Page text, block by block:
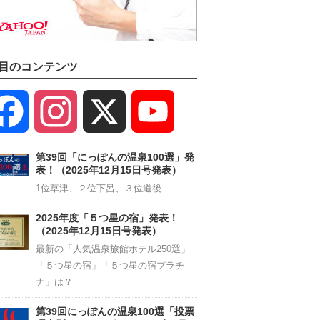
のコンテンツ
Facebook Instagram
Channel
第39回「にっぽんの温泉100選」発
表！（2025年12月15日号発表）
1位草津、２位下呂、３位道後
2025年度「５つ星の宿」発表！
（2025年12月15日号発表）
最新の「人気温泉旅館ホテル250選」
「５つ星の宿」「５つ星の宿プラチ
ナ」は？
第39回にっぽんの温泉100選「投票